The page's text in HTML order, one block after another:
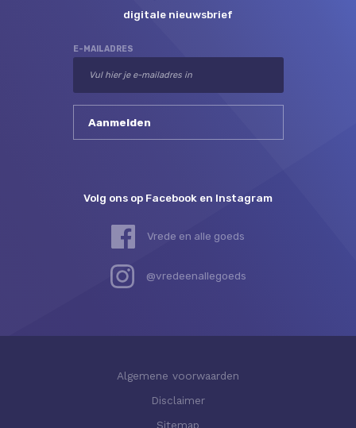
digitale nieuwsbrief
E-MAILADRES
Volg ons op Facebook en Instagram
Vrede en alle goeds
@vredeenallegoeds
Algemene voorwaarden
Disclaimer
Sitemap